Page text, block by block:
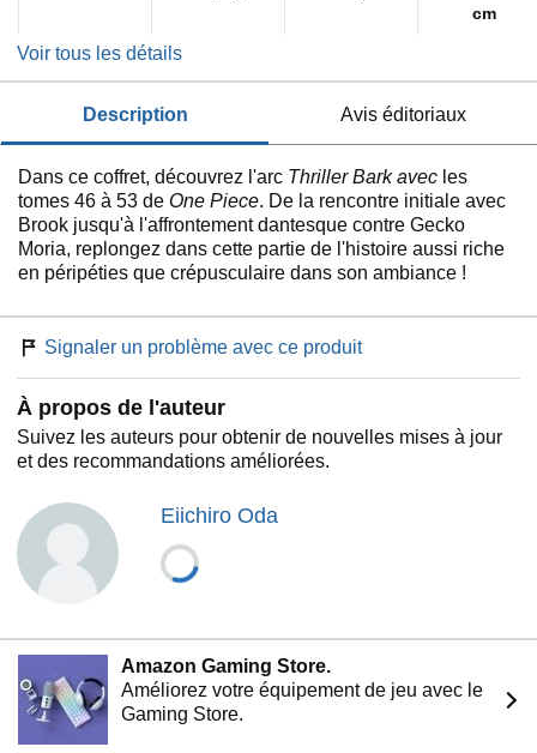
cm
Voir tous les détails
description avis éditoriaux
Dans ce coffret, découvrez l'arc Thriller Bark avec les
tomes 46 à 53 de One Piece. De la rencontre initiale avec
Brook jusqu'à l'affrontement dantesque contre Gecko
Moria, replongez dans cette partie de l'histoire aussi riche
en péripéties que crépusculaire dans son ambiance !
Signaler un problème avec ce produit
À propos de l'auteur
Suivez les auteurs pour obtenir de nouvelles mises à jour
et des recommandations améliorées.
Eiichiro Oda
Amazon Gaming Store.
Améliorez votre équipement de jeu avec le
Gaming Store.